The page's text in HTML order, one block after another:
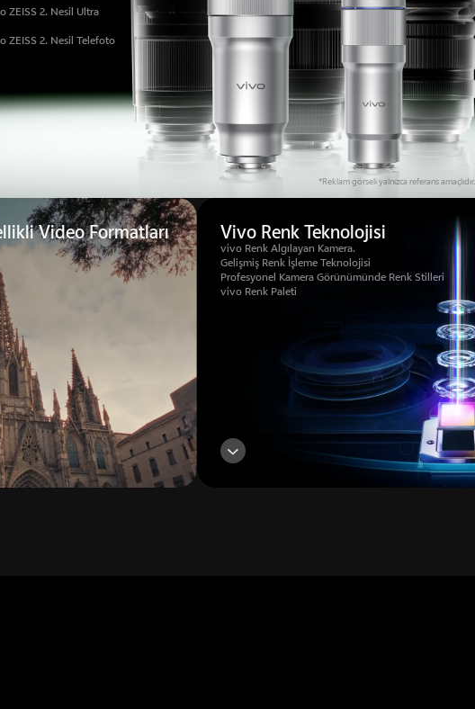
2. Nesil Ultra
2. Nesil Telefoto
*Reklam görseli yalnızca referans amaçlıdır.
Video Formatları Vivo Renk Teknolojisi
vivo Renk Algılayan Kamera.
Gelişmiş Renk İşleme Teknolojisi
Profesyonel Kamera Görünümünde Renk Stilleri
vivo Renk Paleti